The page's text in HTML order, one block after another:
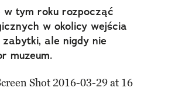
w tym roku rozpocząć
w okolicy wejścia
ale nigdy nie
muzeum.